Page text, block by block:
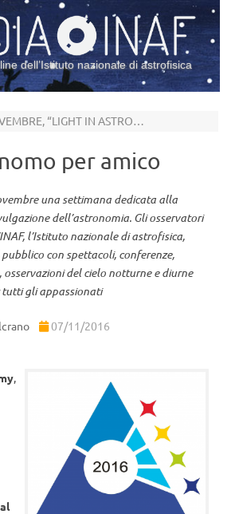
dell’Istituto nazionale di astrofisica
DAL 14 AL 20 NOVEMBRE, “LIGHT IN ASTRONOMY 2016”
per amico
una settimana dedicata alla
dell’astronomia. Gli osservatori
l’Istituto nazionale di astrofisica,
con spettacoli, conferenze,
del cielo notturne e diurne
tutti gli appassionati
07/11/2016
,